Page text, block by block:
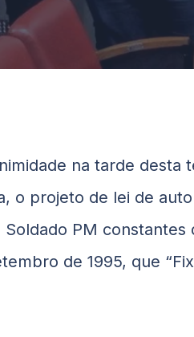
na tarde desta
o projeto de lei de
PM
de 1995, que